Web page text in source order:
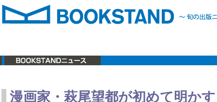
漫画家・萩尾望都が初めて明か